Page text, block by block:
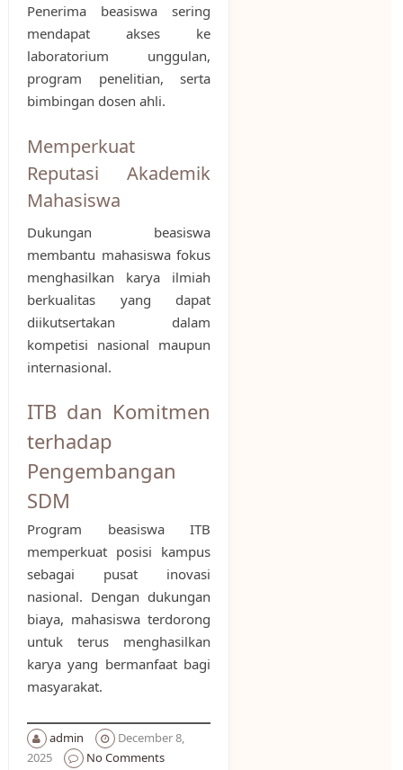
Penerima beasiswa sering
mendapat akses ke
laboratorium unggulan,
program penelitian, serta
bimbingan dosen ahli.
Memperkuat
Reputasi Akademik
Mahasiswa
Dukungan beasiswa
membantu mahasiswa fokus
menghasilkan karya ilmiah
berkualitas yang dapat
diikutsertakan dalam
kompetisi nasional maupun
internasional.
ITB dan Komitmen
terhadap
Pengembangan
SDM
Program beasiswa ITB
memperkuat posisi kampus
sebagai pusat inovasi
nasional. Dengan dukungan
biaya, mahasiswa terdorong
untuk terus menghasilkan
karya yang bermanfaat bagi
masyarakat.
admin
December 8,
2025
No Comments